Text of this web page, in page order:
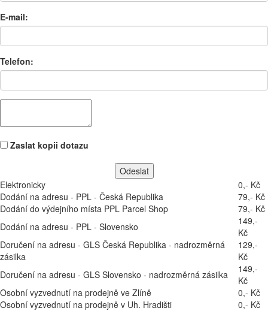
E-mail:
Telefon:
Zaslat kopii dotazu
Elektronicky
0,- Kč
Dodání na adresu - PPL - Česká Republika
79,- Kč
Dodání do výdejního místa PPL Parcel Shop
79,- Kč
Dodání na adresu - PPL - Slovensko
149,-
Kč
Doručení na adresu - GLS Česká Republika - nadrozměrná
zásilka
129,-
Kč
Doručení na adresu - GLS Slovensko - nadrozměrná zásilka
149,-
Kč
Osobní vyzvednutí na prodejně ve Zlíně
0,- Kč
Osobní vyzvednutí na prodejně v Uh. Hradišti
0,- Kč